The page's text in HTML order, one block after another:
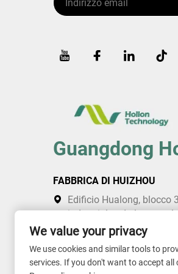
Guangdong
FABBRICA DI HUIZHOU
Edificio Hualong, blocco
industriale ad alta
Huizhou, Guangdong, Cina
+86-752-2820007
We value your privacy
We use cookies and similar tools to
services. If you don't want to accept all